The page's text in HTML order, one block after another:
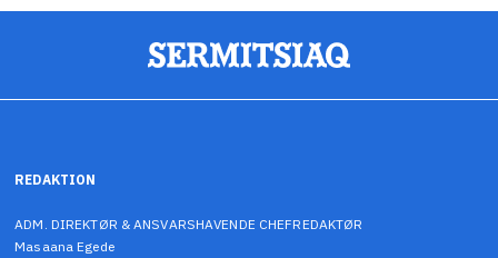
REDAKTION
ADM. DIREKTØR & ANSVARSHAVENDE CHEFREDAKTØR
Masaana Egede